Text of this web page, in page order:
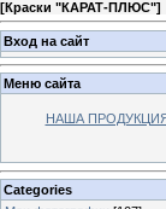
[Краски "КАРАТ-ПЛЮС"]
Вход на сайт
Меню сайта
НАША ПРОДУКЦИЯ
Categories